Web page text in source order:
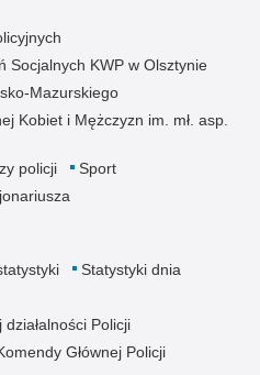
Socjalnych KWP w Olsztynie
Mazurskiego
Kobiet i Mężczyzn im. mł. asp.
policji
Sport
Statystyki dnia
Policji
Głównej Policji